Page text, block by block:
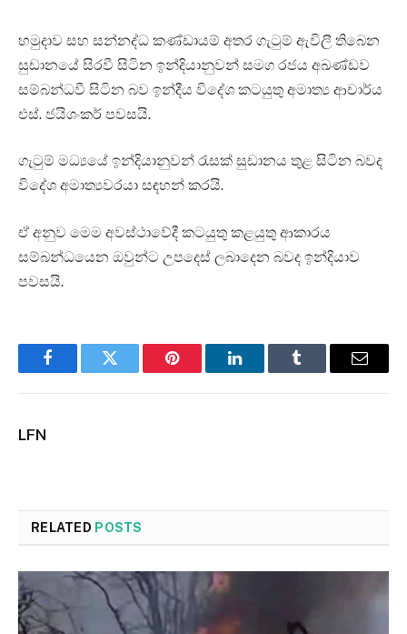
හමුදාව සහ සන්නද්ධ කණ්ඩායම් අතර ගැටුම් ඇවිලී තිබෙන
සුඩානයේ සිරවී සිටින ඉන්දියානුවන් සමග රජය අඛණ්ඩව
සම්බන්ධවී සිටින බව ඉන්දීය විදේශ කටයුතු අමාත්‍ය ආචාර්ය
එස්. ජයිශංකර් පවසයි.
ගැටුම් මධ්‍යයේ ඉන්දියානුවන් රැසක් සුඩානය තුළ සිටින බවද
විදේශ අමාත්‍යවරයා සඳහන් කරයි.
ඒ අනුව මෙම අවස්ථාවේදී කටයුතු කළයුතු ආකාරය
සම්බන්ධයෙන ඔවුන්ට උපදෙස් ලබාදෙන බවද ඉන්දියාව
පවසයි.
FacebookTwitter Pinterest LinkedInTumblr Email
LFN
RELATED POSTS